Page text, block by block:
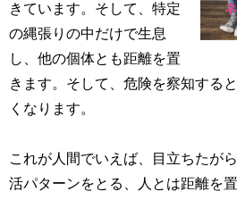
きています。そして、特定
の縄張りの中だけで生息
し、他の個体とも距離を置
きます。そして、危険を察知する
くなります。
これが人間でいえば、目立ちたが
活パターンをとる、人とは距離を